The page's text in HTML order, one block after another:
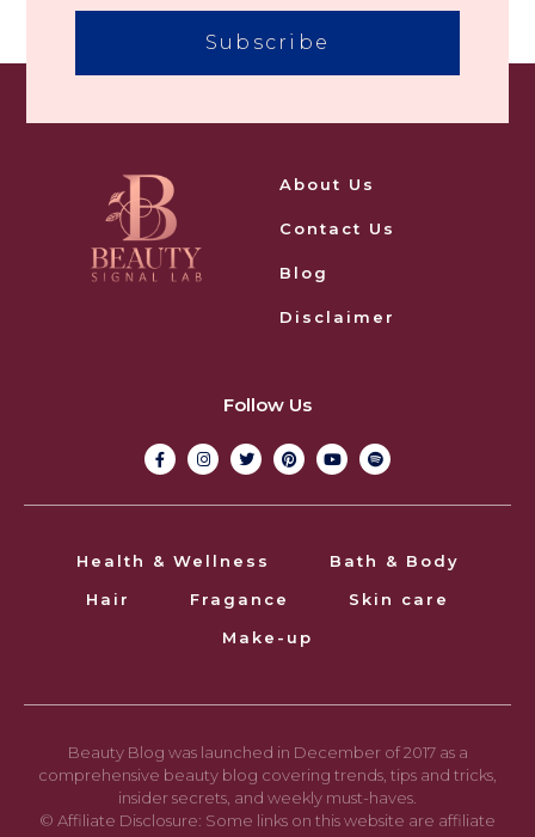
Subscribe
About Us
Contact Us
Blog
Disclaimer
Follow Us
Health & Wellness
Bath & Body
Hair
Fragance
Skin care
Make-up
Beauty Blog was launched in December of 2017 as a
comprehensive beauty blog covering trends, tips and tricks,
insider secrets, and weekly must-haves.
© Affiliate Disclosure: Some links on this website are affiliate